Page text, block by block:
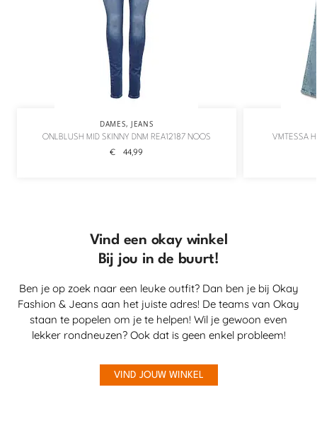
DAMES, JEANS
ONLBLUSH MID SKINNY DNM REA12187 NOOS
€ 44,99
VMTESSA
Vind een okay winkel
Bij jou in de buurt!
Ben je op zoek naar een leuke outfit? Dan ben je bij Okay
Fashion & Jeans aan het juiste adres! De teams van Okay
staan te popelen om je te helpen! Wil je gewoon even
lekker rondneuzen? Ook dat is geen enkel probleem!
VIND JOUW WINKEL